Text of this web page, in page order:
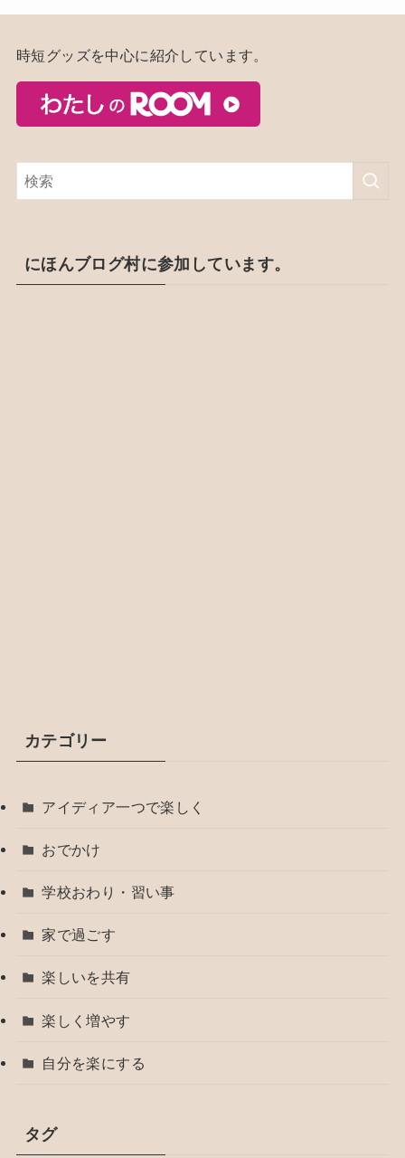
時短グッズを中心に紹介しています。
にほんブログ村に参加しています。
カテゴリー
アイディア一つで楽しく
おでかけ
学校おわり・習い事
家で過ごす
楽しいを共有
楽しく増やす
自分を楽にする
タグ